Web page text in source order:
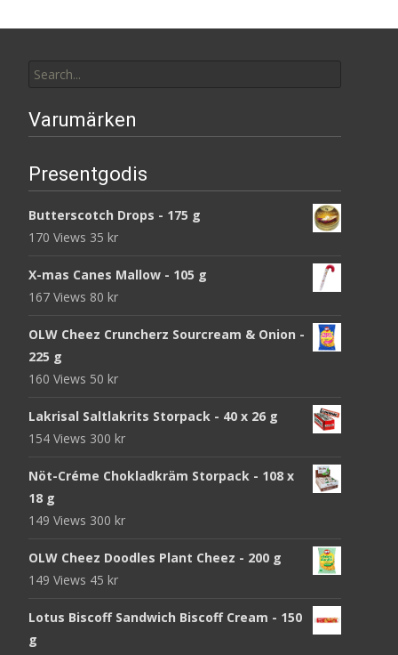
for:
Varumärken
Presentgodis
Butterscotch Drops - 175 g
170 Views 35 kr
X-mas Canes Mallow - 105 g
167 Views 80 kr
OLW Cheez Cruncherz Sourcream & Onion -
225 g
160 Views 50 kr
Lakrisal Saltlakrits Storpack - 40 x 26 g
154 Views 300 kr
Nöt-Créme Chokladkräm Storpack - 108 x
18 g
149 Views 300 kr
OLW Cheez Doodles Plant Cheez - 200 g
149 Views 45 kr
Lotus Biscoff Sandwich Biscoff Cream - 150
g